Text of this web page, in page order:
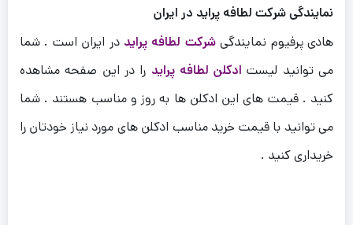
نمایندگی شرکت لطافه پراید در ایران
هادی پرفیوم نمایندگیشرکت لطافه پراید در ایران است . شما
می توانید لیست ادکلن لطافه پراید را در این صفحه مشاهده
کنید . قیمت های این ادکلن ها به روز و مناسب هستند . شما
می توانید با قیمت خرید مناسب ادکلن های مورد نیاز خودتان را
خریداری کنید .